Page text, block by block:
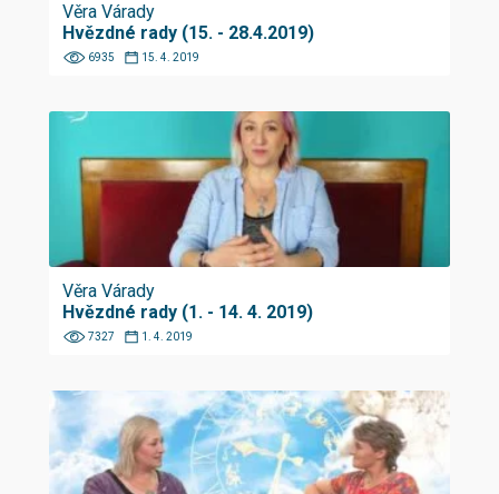
Věra Várady
Hvězdné rady (15. - 28.4.2019)
6935 15. 4. 2019
Věra Várady
Hvězdné rady (1. - 14. 4. 2019)
7327 1. 4. 2019